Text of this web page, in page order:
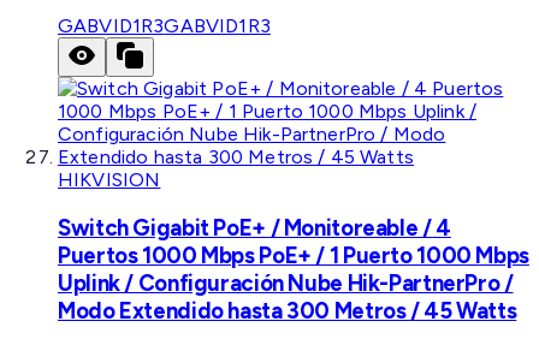
GABVID1R3GABVID1R3
HIKVISION
Switch Gigabit PoE+ / Monitoreable / 4
Puertos 1000 Mbps PoE+ / 1 Puerto 1000 Mbps
Uplink / Configuración Nube Hik-PartnerPro /
Modo Extendido hasta 300 Metros / 45 Watts